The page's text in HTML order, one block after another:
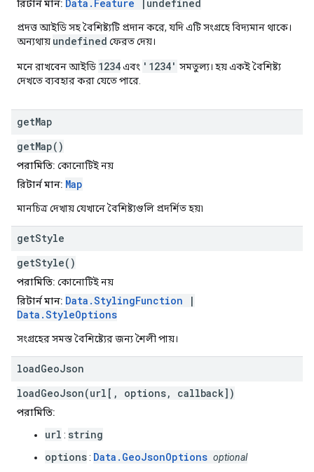
রিটার্ন মান: Data.Feature |undefined
প্রদত্ত আইডি সহ বৈশিষ্ট্যটি প্রদান করে, যদি এটি সংগ্রহে বিদ্যমান থাকে।
অন্যথায় undefined ফেরত দেয়।
মনে রাখবেন আইডি 1234এবং '1234' সমতুল্য। হয় একই বৈশিষ্ট্য
দেখতে ব্যবহার করা যেতে পারে.
getMap
getMap()
পরামিতি: কোনোটিই নয়
রিটার্ন মান: Map
মানচিত্র দেখায় যেখানে বৈশিষ্ট্যগুলি প্রদর্শিত হয়৷
getStyle
getStyle()
পরামিতি: কোনোটিই নয়
রিটার্ন মান: Data.StylingFunction |
Data.StyleOptions
সংগ্রহের সমস্ত বৈশিষ্ট্যের জন্য শৈলী পায়।
loadGeoJson
loadGeoJson(url[, options, callback])
পরামিতি:
url : string
options: Data.GeoJsonOptions optional